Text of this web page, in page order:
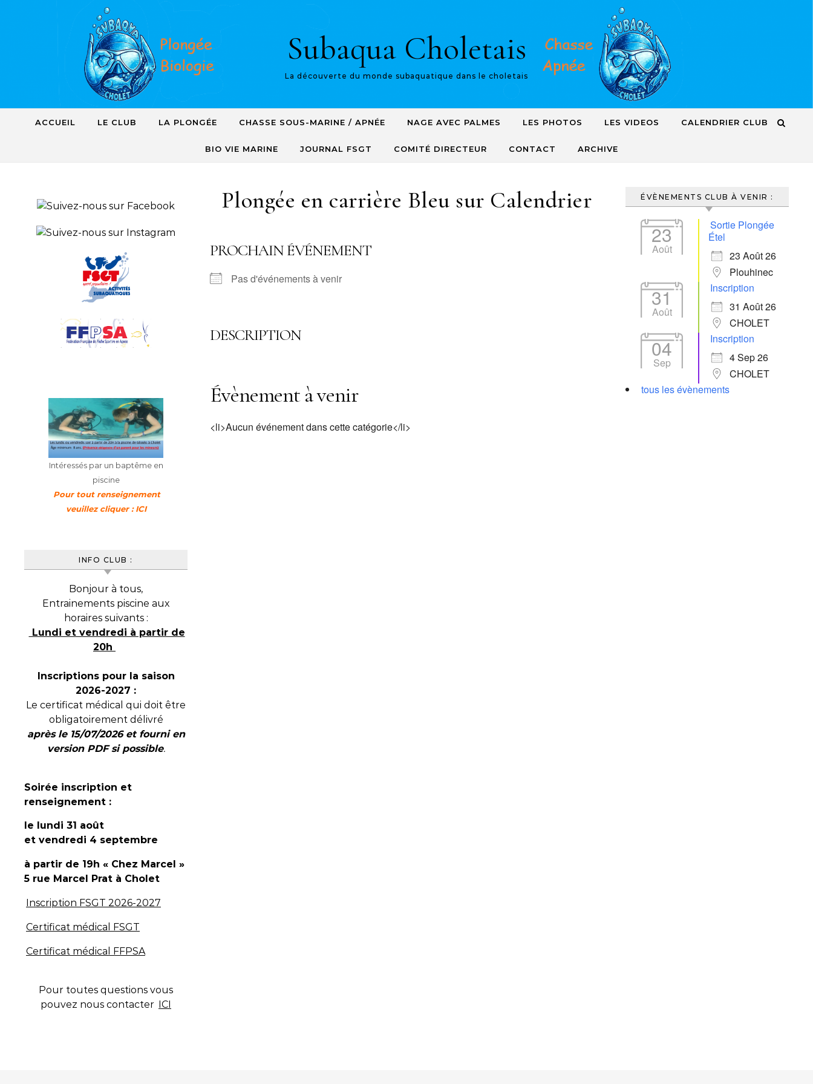
Subaqua Choletais
La découverte du monde subaquatique dans le choletais
ACCUEIL LE CLUB LA PLONGÉE CHASSE SOUS-MARINE / APNÉE NAGE AVEC PALMES LES PHOTOS LES VIDEOS CALENDRIER CLUB
BIO VIE MARINE JOURNAL FSGT COMITÉ DIRECTEUR CONTACT ARCHIVE
Intéressés par un baptême en
piscine
Pour tout renseignement
veuillez cliquer : ICI
INFO CLUB :
Bonjour à tous,
Entrainements piscine aux
horaires suivants :
Lundi et vendredi à partir de
20h
Inscriptions pour la saison
2026-2027 :
Le certificat médical qui doit être
obligatoirement délivré
après le 15/07/2026 et fourni en
version PDF si possible.
Soirée inscription et
renseignement :
le lundi 31 août
et vendredi 4 septembre
à partir de 19h « Chez Marcel »
5 rue Marcel Prat à Cholet
Inscription FSGT 2026-2027
Certificat médical FSGT
Certificat médical FFPSA
Pour toutes questions vous
pouvez nous contacter ICI
Plongée en carrière Bleu sur Calendrier
PROCHAIN ÉVÉNEMENT
Pas d'événements à venir
DESCRIPTION
Évènement à venir
<li>Aucun événement dans cette catégorie</li>
ÉVÈNEMENTS CLUB À VENIR :
23
Août
Sortie Plongée
Étel
23 Août 26
Plouhinec
31
Août
Inscription
31 Août 26
CHOLET
04
Sep
Inscription
4 Sep 26
CHOLET
tous les évènements